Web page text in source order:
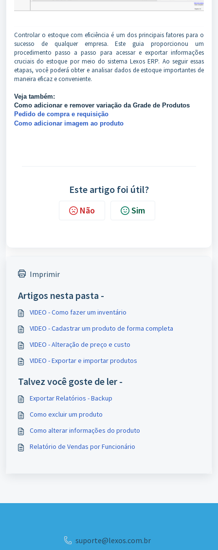
Controlar o estoque com eficiência é um dos principais fatores para o
sucesso de qualquer empresa. Este guia proporcionou um
procedimento passo a passo para acessar e exportar informações
cruciais do estoque por meio do sistema Lexos ERP. Ao seguir essas
etapas, você poderá obter e analisar dados de estoque importantes de
maneira eficaz e conveniente.
Veja também:
Como adicionar e remover variação da Grade de Produtos
Pedido de compra e requisição
Como adicionar imagem ao produto
Este artigo foi útil?
Não Sim
Imprimir
Artigos nesta pasta -
VIDEO - Como fazer um inventário
VIDEO - Cadastrar um produto de forma completa
VIDEO - Alteração de preço e custo
VIDEO - Exportar e importar produtos
Talvez você goste de ler -
Exportar Relatórios - Backup
Como excluir um produto
Como alterar informações do produto
Relatório de Vendas por Funcionário
suporte@lexos.com.br